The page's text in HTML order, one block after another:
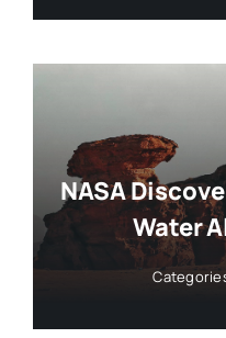
NASA
Water